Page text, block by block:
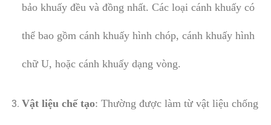
bảo khuấy đều và đồng nhất. Các loại cánh khuấy có
thể bao gồm cánh khuấy hình chóp, cánh khuấy hình
chữ U, hoặc cánh khuấy dạng vòng.
Vật liệu chế tạo: Thường được làm từ vật liệu chống